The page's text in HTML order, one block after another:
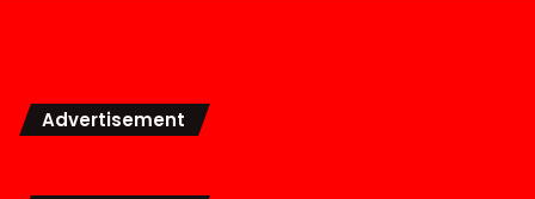
Advertisement